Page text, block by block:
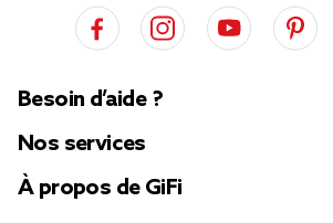
Besoin d’aide ?
Nos services
À propos de GiFi